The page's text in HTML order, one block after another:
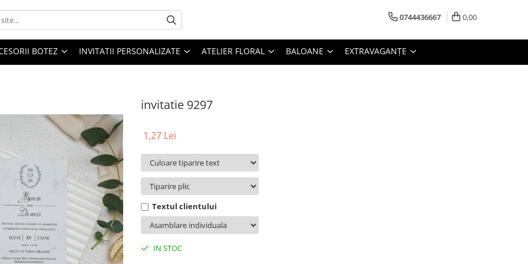
0744436667 0,00
BOTEZ INVITATII PERSONALIZATE ATELIER FLORAL BALOANE EXTRAVAGANȚE
invitatie 9297
1,27 Lei
Textul clientului
IN STOC